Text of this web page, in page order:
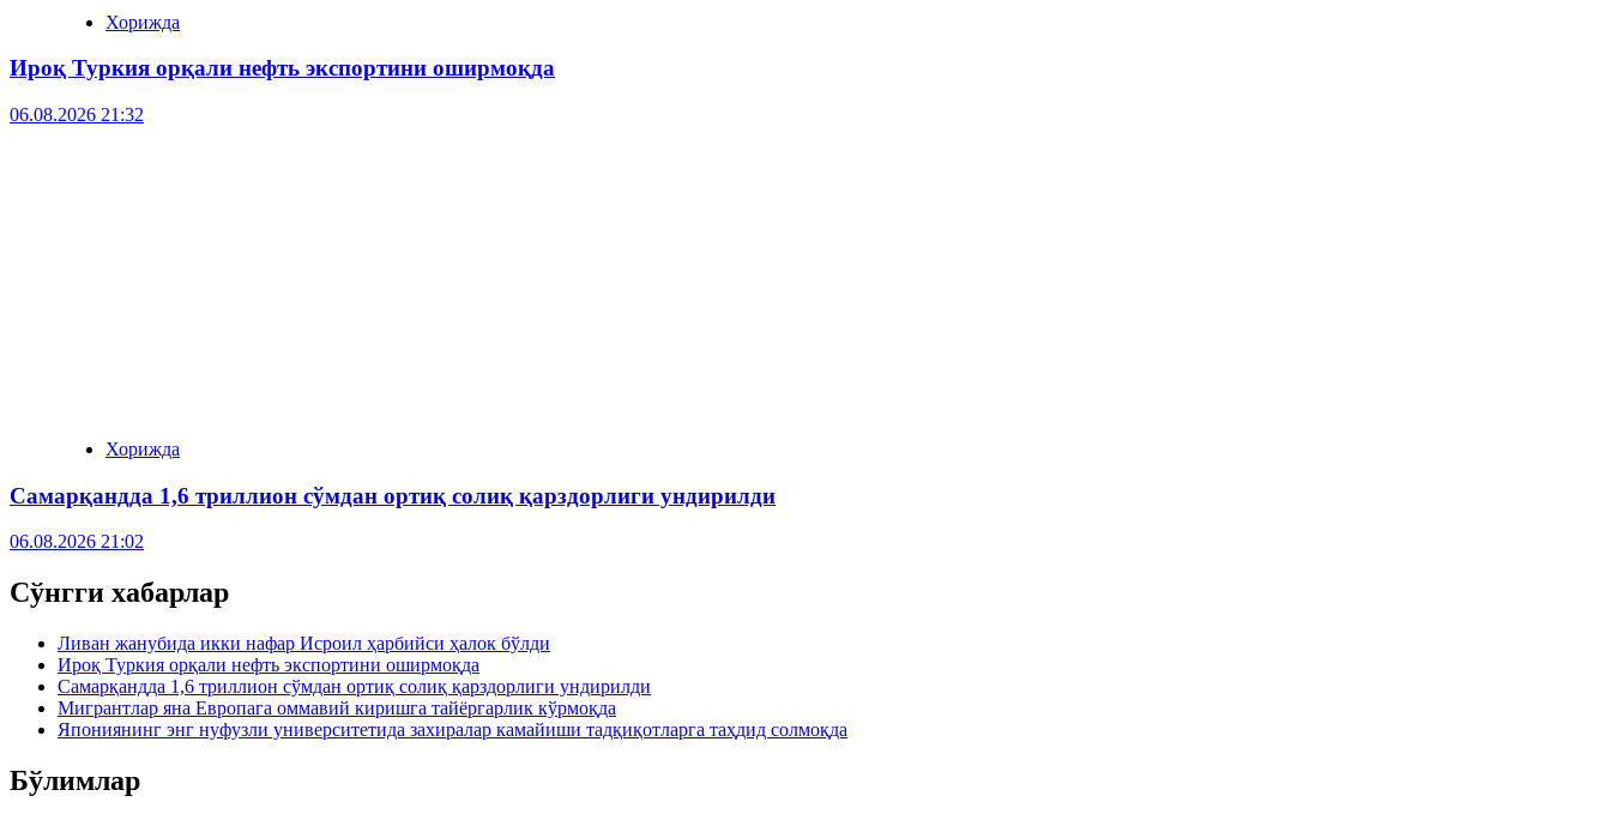
Хорижда
Ироқ Туркия орқали нефть экспортини оширмоқда
06.08.2026 21:32
Хорижда
Самарқандда 1,6 триллион сўмдан ортиқ солиқ қарздорлиги ундирилди
06.08.2026 21:02
Сўнгги хабарлар
Ливан жанубида икки нафар Исроил ҳарбийси ҳалок бўлди
Ироқ Туркия орқали нефть экспортини оширмоқда
Самарқандда 1,6 триллион сўмдан ортиқ солиқ қарздорлиги ундирилди
Мигрантлар яна Европага оммавий киришга тайёргарлик кўрмоқда
Япониянинг энг нуфузли университетида захиралар камайиши тадқиқотларга таҳдид солмоқда
Бўлимлар